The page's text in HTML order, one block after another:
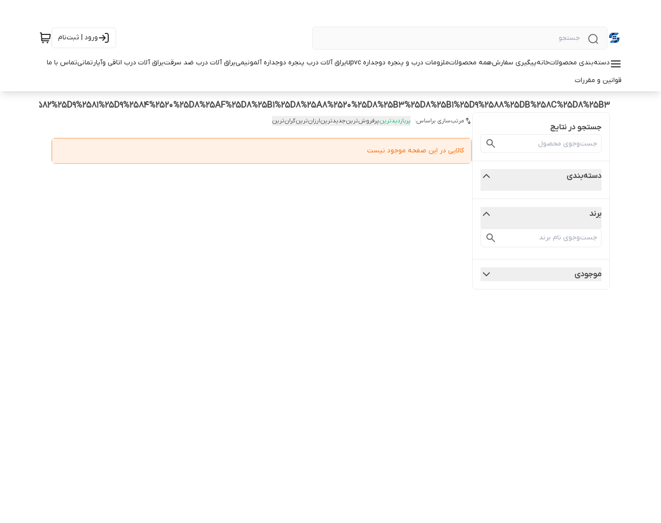
ورود | ثبت‌نام
دسته‌بندی محصولاتخانهپیگیری سفارشهمه محصولاتملزومات درب و پنجره دوجداره upvc یراق آلات درب پنجره دوجداره آلمونیمییراق آلات درب ضد سرقتیراق آلات درب اتاقی وآپارتمانیتماس با ما
قوانین و مقررات
%25D9%2582%25D9%2581%25D9%2584%2520%25D8%25AF%25D8%25B1%25D8%25A8%2520%25D8%25B3%25D8%25B1%25D9%2588%25DB%258C%25D8%25B3
جستجو در نتایج
دسته‌بندی
برند
موجودی
مرتب‌سازی براساس: پربازدیدترینپرفروش‌ترینجدیدترینارزان‌ترینگران‌ترین
کالایی در این صفحه موجود نیست